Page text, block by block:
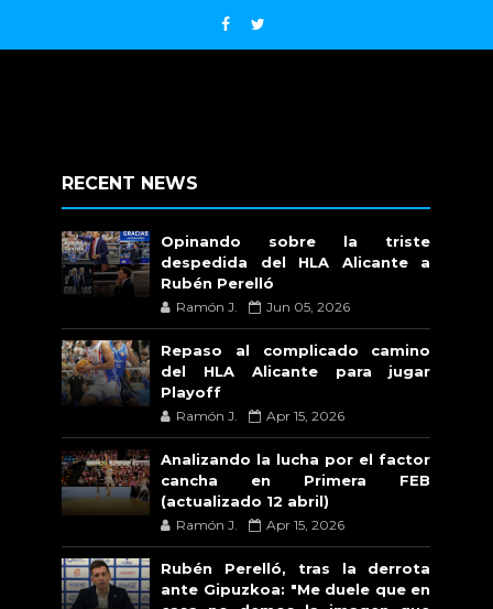
RECENT NEWS
Opinando sobre la triste
despedida del HLA Alicante a
Rubén Perelló
Ramón J. Jun 05, 2026
Repaso al complicado camino
del HLA Alicante para jugar
Playoff
Ramón J. Apr 15, 2026
Analizando la lucha por el factor
cancha en Primera FEB
(actualizado 12 abril)
Ramón J. Apr 15, 2026
Rubén Perelló, tras la derrota
ante Gipuzkoa: "Me duele que en